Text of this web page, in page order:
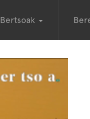
Bertsoak